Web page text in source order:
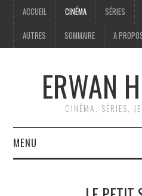
ACCUEIL CINÉMA SÉRIES
AUTRES SOMMAIRE A
ERWAN
CINÉMA, SÉRIES,
MENU